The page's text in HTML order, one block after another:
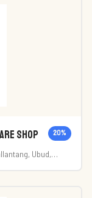
shop 20%
Ubud,